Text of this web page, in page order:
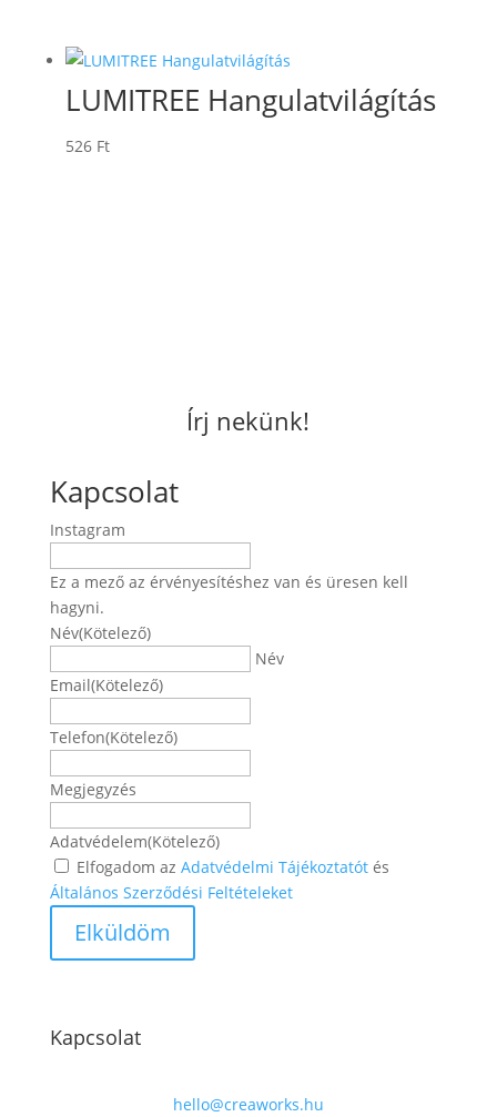
LUMITREE Hangulatvilágítás
526 Ft
Írj nekünk!
Kapcsolat
Instagram
Ez a mező az érvényesítéshez van és üresen kell
hagyni.
Név(Kötelező)
Név
Email(Kötelező)
Telefon(Kötelező)
Megjegyzés
Adatvédelem(Kötelező)
Elfogadom az Adatvédelmi Tájékoztatótés
Általános Szerződési Feltételeket
Kapcsolat
hello@creaworks.hu